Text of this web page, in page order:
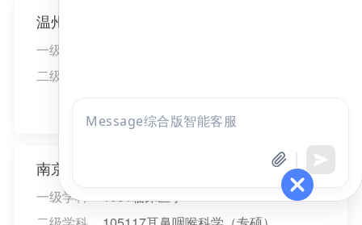
温州医科大学
一级学科
二级学科
南京医科大学
一级学科
1051临床医学
点击
全部考试 免费试听